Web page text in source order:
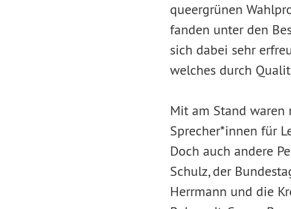
queergrünen
fanden unter den
sich dabei sehr
welches durch
Mit am Stand waren
Sprecher*innen für
Doch auch andere
Schulz, der
Herrmann und die